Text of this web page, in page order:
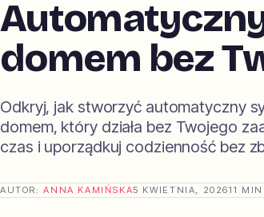
domem bez
Odkryj, jak stworzyć automatyczny
domem, który działa bez Twojego
czas i uporządkuj codzienność bez
AUTOR:ANNA KAMIŃSKA5 KWIETNIA, 202611